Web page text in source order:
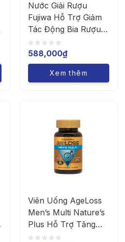
Nước Giải Rượu
Fujiwa Hỗ Trợ Giảm
Tác Động Bia Rượu
(Hộp x 10 Chai)
588,000₫
Xem thêm
Viên Uống AgeLoss
Men’s Multi Nature’s
Plus Hỗ Trợ Tăng
Cường Sinh Lý Nam